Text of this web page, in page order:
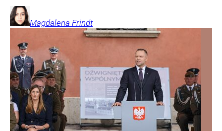
Magdalena Frindt